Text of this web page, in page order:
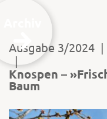
Ausgabe 3/2024 |
|
Knospen –
Baum